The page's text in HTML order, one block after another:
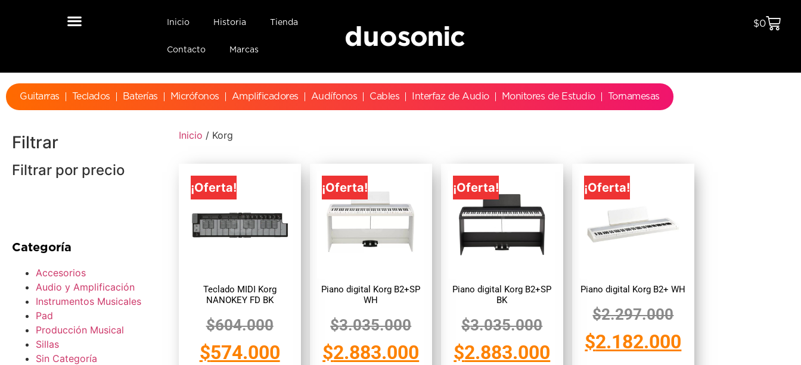
Inicio Historia Tienda
Contacto Marcas
$0
Guitarras Teclados Baterías Micrófonos Amplificadores Audífonos Cables Interfaz de Audio Monitores de Estudio Tornamesas
Filtrar
Filtrar por precio
Categoría
Accesorios
Audio y Amplificación
Instrumentos Musicales
Pad
Producción Musical
Sillas
Sin Categoría
Inicio / Korg
¡Oferta!
Teclado MIDI Korg
NANOKEY FD BK
$604.000
$574.000
¡Oferta!
Piano digital Korg B2+SP
WH
$3.035.000
$2.883.000
¡Oferta!
Piano digital Korg B2+SP
BK
$3.035.000
$2.883.000
¡Oferta!
Piano digital Korg B2+ WH
$2.297.000
$2.182.000